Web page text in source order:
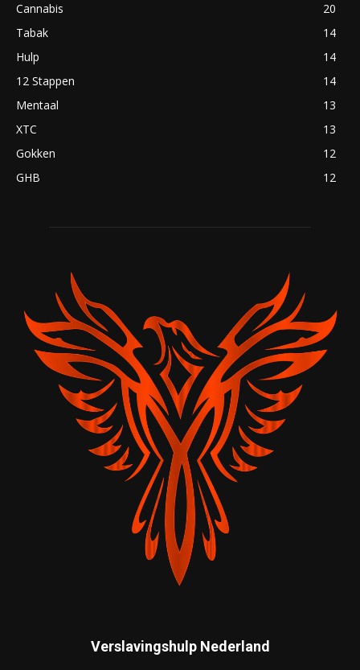
Cannabis
20
Tabak
14
Hulp
14
12 Stappen
14
Mentaal
13
XTC
13
Gokken
12
GHB
12
Verslavingshulp Nederland